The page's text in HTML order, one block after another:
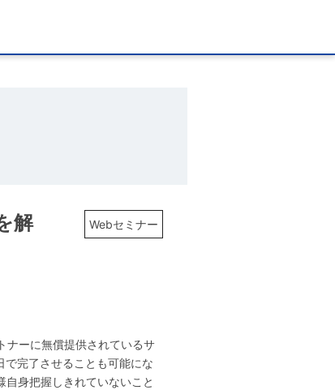
Webセミナー
解
ナーに無償提供されているサ
完了させることも可能にな
身把握しきれていないこと